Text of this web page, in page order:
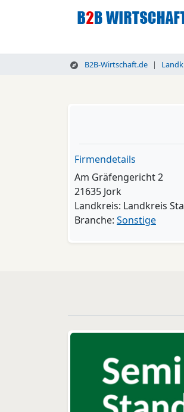
B2B-Wirtschaft.de
Firmendetails
Am Gräfengericht 2
21635 Jork
Landkreis: Landkreis
Branche: Sonstige